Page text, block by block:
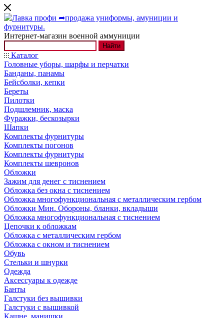
Интернет-магазин военной аммуниции
Найти
Каталог
Головные уборы, шарфы и перчатки
Банданы, панамы
Бейсболки, кепки
Береты
Пилотки
Подшлемник, маска
Фуражки, бескозырки
Шапки
Комплекты фурнитуры
Комплекты погонов
Комплекты фурнитуры
Комплекты шевронов
Обложки
Зажим для денег с тиснением
Обложка без окна с тиснением
Обложка многофункциональная с металлическим гербом
Обложки Мин. Обороны, бланки, вкладыши
Обложка многофункциональная с тиснением
Цепочки к обложкам
Обложка с металлическим гербом
Обложка с окном и тиснением
Обувь
Стельки и шнурки
Одежда
Аксессуары к одежде
Банты
Галстуки без вышивки
Галстуки с вышивкой
Кашне, манишки